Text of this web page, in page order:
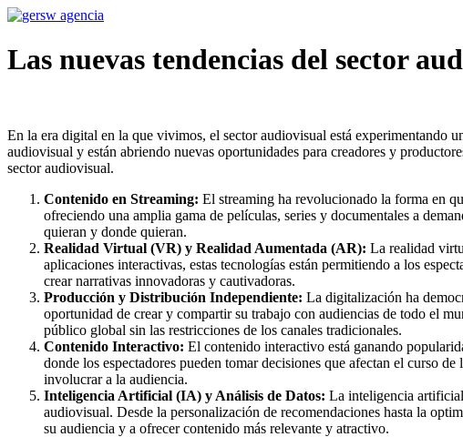
Las nuevas tendencias del sector
En la era digital en la que vivimos, el sector audiovisual está experimentando
audiovisual y están abriendo nuevas oportunidades para creadores y
sector audiovisual.
Contenido en Streaming: El streaming ha revolucionado la forma en
ofreciendo una amplia gama de películas, series y documentales a
quieran y donde quieran.
Realidad Virtual (VR) y Realidad Aumentada (AR): La realidad
aplicaciones interactivas, estas tecnologías están permitiendo a los
crear narrativas innovadoras y cautivadoras.
Producción y Distribución Independiente: La digitalización ha
oportunidad de crear y compartir su trabajo con audiencias de todo el
público global sin las restricciones de los canales tradicionales.
Contenido Interactivo: El contenido interactivo está ganando
donde los espectadores pueden tomar decisiones que afectan el curso
involucrar a la audiencia.
Inteligencia Artificial (IA) y Análisis de Datos: La inteligencia
audiovisual. Desde la personalización de recomendaciones hasta la
su audiencia y a ofrecer contenido más relevante y atractivo.